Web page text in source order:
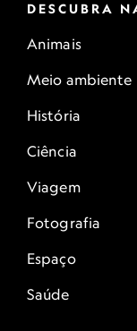
DESCUBRA
Animais
Meio ambiente
História
Ciência
Viagem
Fotografia
Espaço
Saúde